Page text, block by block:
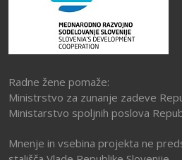
Radne žene pomaže:
Ministrstvo za zunanje zadeve
Ministarstvo spoljnih poslova
Mnenje in vsebina projekta ne